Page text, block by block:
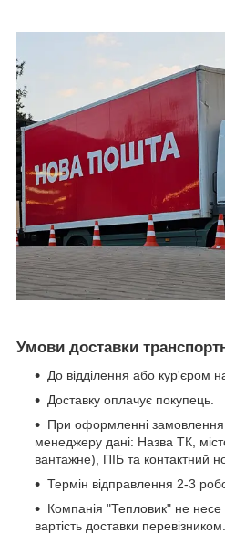
Умови доставки
До відділення або кур'єром
Доставку оплачує покупець.
При оформленні
менеджеру дані: Назва ТК,
вантажне), ПІБ та контактний
Термін відправлення 2-3
Компанія "Тепловик" не несе
вартість доставки